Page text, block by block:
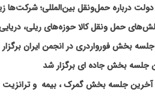
و
هماهنگ
قرار
گیرند
درباره حمل‌ونقل بین‌المللی؛ شرکت‌ها
حمل ونقل کالا حوزه‌های ریلی،
بخش فورواردری در انجمن ایران
بخش جاده ای برگزار شد
آخرین جلسه بخش گمرک ، بیمه و ترانزیت